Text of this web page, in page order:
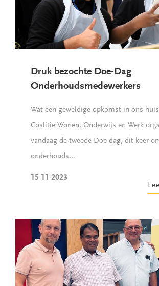
Druk bezochte Doe-Dag
Onderhoudsmedewerkers
Wat een geweldige opkomst in ons
Coalitie Wonen, Onderwijs en Werk
vandaag de tweede Doe-dag, dit keer
onderhouds...
15 11 2023